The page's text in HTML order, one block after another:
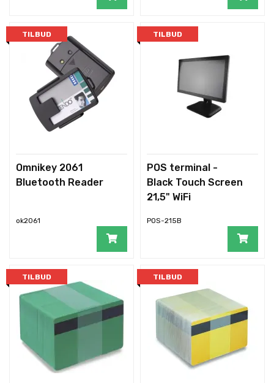
TILBUD
Omnikey 2061
Bluetooth Reader
ok2061
TILBUD
POS terminal -
Black Touch Screen
21,5" WiFi
POS-215B
TILBUD TILBUD